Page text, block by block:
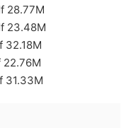
28.77M
23.48M
32.18M
22.76M
31.33M